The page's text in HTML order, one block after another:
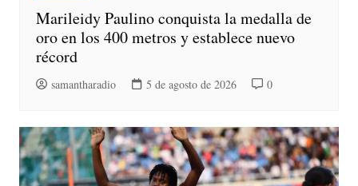
Marileidy Paulino conquista la medalla de
oro en los 400 metros y establece nuevo
récord
samantharadio 5 de agosto de 2026 0